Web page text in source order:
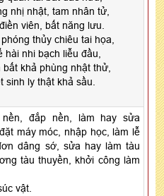
nhị nhật, tam nhân tử,
viên, bất năng lưu.
thủy chiêu tai họa,
hài nhi bạch liễu đầu,
bất khả phùng nhật thử,
sinh ly thật khả sầu.
đắp nền, làm hay sửa
máy móc, nhập học, làm lễ
dâng sớ, sửa hay làm tàu
tàu thuyền, khởi công làm
vật.